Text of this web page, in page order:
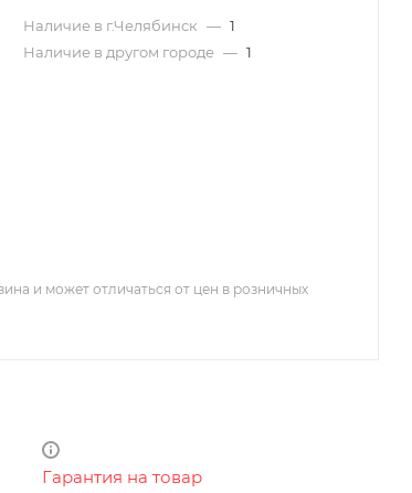
Наличие в г.Челябинск — 1
Наличие в другом городе — 1
и может отличаться от цен в розничных
Гарантия на товар